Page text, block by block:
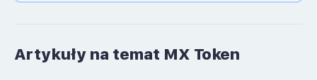
Artykuły na temat MX Token